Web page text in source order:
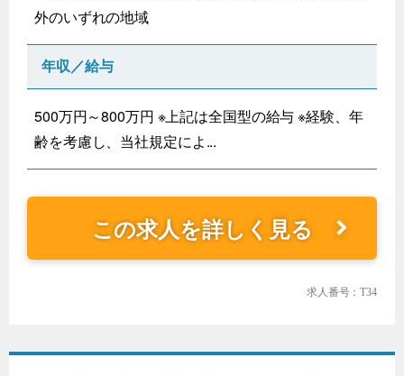
外のいずれの地域
年収／給与
500万円～800万円 ※上記は全国型の給与 ※経験、年
齢を考慮し、当社規定によ...
この求人を詳しく見る
求人番号：T34